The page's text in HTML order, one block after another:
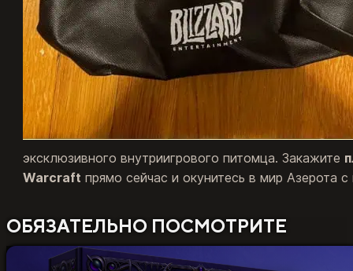
эксклюзивного внутриигрового питомца. Закажите
Warcraft прямо сейчас и окунитесь в мир Азерота
ОБЯЗАТЕЛЬНО ПОСМОТРИТЕ